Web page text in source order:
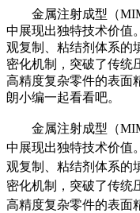
金属注射成型（MIM
中展现出独特技术价值
观复制、粘结剂体系的
密化机制，突破了传统
高精度复杂零件的表面
朗小编一起看看吧。
金属注射成型（MIM
中展现出独特技术价值
观复制、粘结剂体系的
密化机制，突破了传统
高精度复杂零件的表面